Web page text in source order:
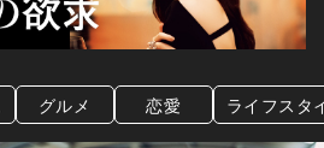
グルメ 恋愛 ライフスタ